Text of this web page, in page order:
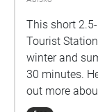
This short
Tourist
winter and
30 minutes.
out more
here in the